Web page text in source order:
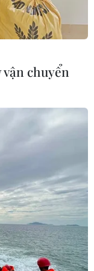
chuyển